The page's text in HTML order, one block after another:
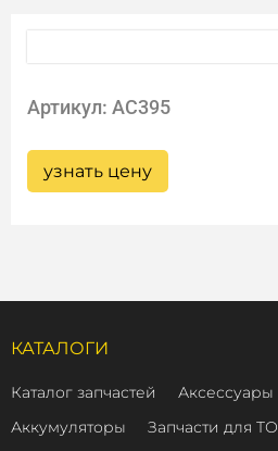
Артикул: AC395
узнать цену
КАТАЛОГИ
Каталог запчастей Аксессуары
Аккумуляторы
Запчасти для ТО